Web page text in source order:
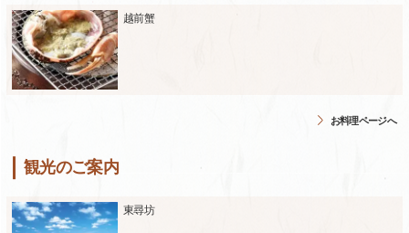
越前蟹
お料理ページへ
観光のご案内
東尋坊